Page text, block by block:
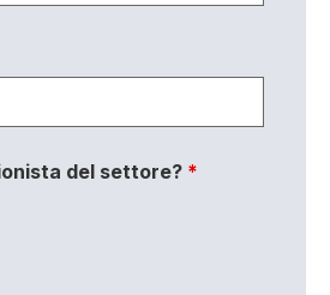
del settore? *